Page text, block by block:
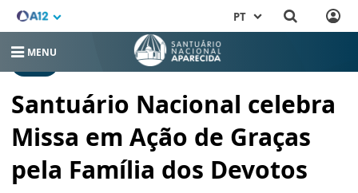
PT
MENU
Santuário Nacional celebra
Missa em Ação de Graças
pela Família dos Devotos